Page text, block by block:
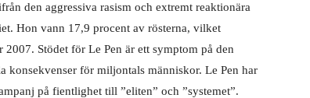
den aggressiva rasism och extremt reaktionära
Hon vann 17,9 procent av rösterna, vilket
Stödet för Le Pen är ett symptom på den
konsekvenser för miljontals människor. Le Pen har
på fientlighet till ”eliten” och ”systemet”.